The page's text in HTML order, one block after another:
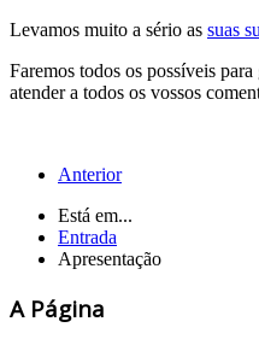
Levamos muito a sério as suas
Faremos todos os possíveis
atender a todos os vossos
Anterior
Está em...
Entrada
Apresentação
A Página